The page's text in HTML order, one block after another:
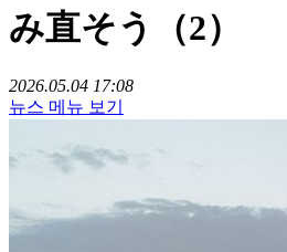
み直そう（2）
2026.05.04 17:08
뉴스 메뉴 보기